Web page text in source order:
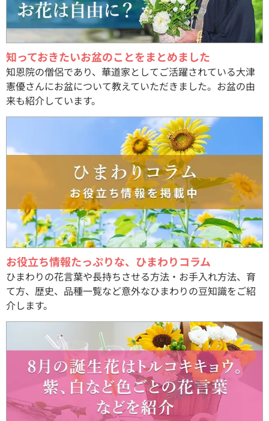
知っておきたいお盆のことをまとめました
知恩院の僧侶であり、華道家としてご活躍されている大津
憲優さんにお盆について教えていただきました。お盆の由
来も紹介しています。
お役立ち情報たっぷりな、ひまわりコラム
ひまわりの花言葉や長持ちさせる方法・お手入れ方法、育
て方、歴史、品種一覧など意外なひまわりの豆知識をご紹
介します。